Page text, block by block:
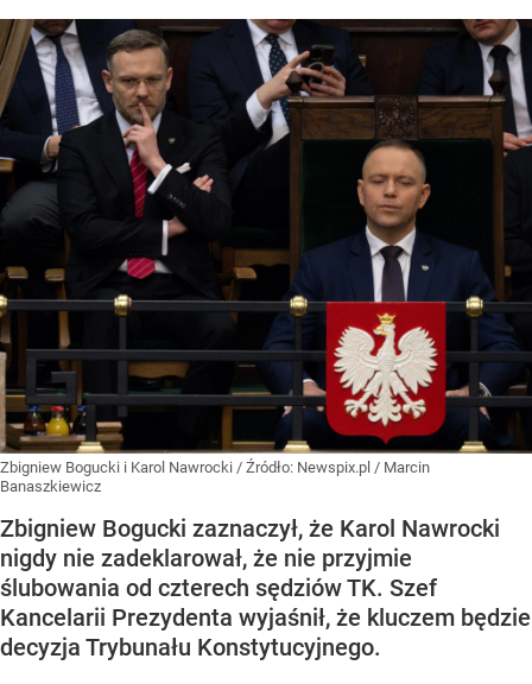
Zbigniew Bogucki i Karol Nawrocki / Źródło: Newspix.pl / Marcin
Banaszkiewicz
Zbigniew Bogucki zaznaczył, że Karol Nawrocki
nigdy nie zadeklarował, że nie przyjmie
ślubowania od czterech sędziów TK. Szef
Kancelarii Prezydenta wyjaśnił, że kluczem będzie
decyzja Trybunału Konstytucyjnego.